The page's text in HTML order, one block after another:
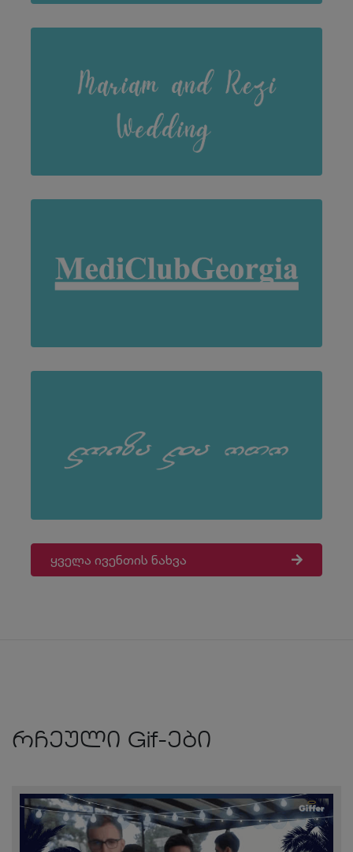
ყველა ივენთის ნახვა
რჩეული Gif-ები